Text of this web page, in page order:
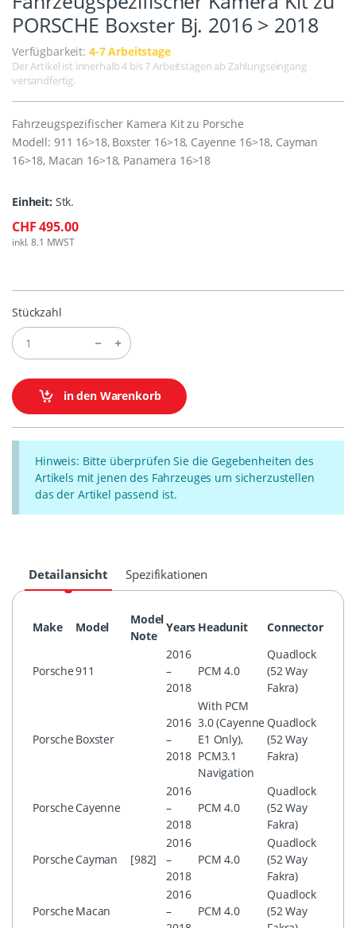
PORSCHE Boxster Bj. 2016 > 2018
Verfügbarkeit: 4-7 Arbeitstage
Der Artikel ist innerhalb 4 bis 7 Arbeitstagen ab Zahlungseingang
versandfertig.
Fahrzeugspezifischer Kamera Kit zu Porsche
Modell: 911 16>18, Boxster 16>18, Cayenne 16>18, Cayman
16>18, Macan 16>18, Panamera 16>18
Einheit: Stk.
CHF 495.00
inkl. 8.1 MWST
Stückzahl
in den Warenkorb
Hinweis: Bitte überprüfen Sie die Gegebenheiten des
Artikels mit jenen des Fahrzeuges um sicherzustellen
das der Artikel passend ist.
Detailansicht Spezifikationen
Make Model
Model
Note
Years Headunit Connector
Porsche911
2016
–
2018
PCM 4.0
Quadlock
(52 Way
Fakra)
Porsche Boxster
2016
–
2018
With PCM
3.0 (Cayenne
E1 Only),
PCM3.1
Navigation
Quadlock
(52 Way
Fakra)
Porsche Cayenne
2016
–
2018
PCM 4.0
Quadlock
(52 Way
Fakra)
Porsche Cayman [982]
2016
–
2018
PCM 4.0
Quadlock
(52 Way
Fakra)
Porsche Macan
2016
–
PCM 4.0
Quadlock
(52 Way